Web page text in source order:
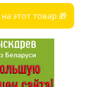
этот товар 🎁